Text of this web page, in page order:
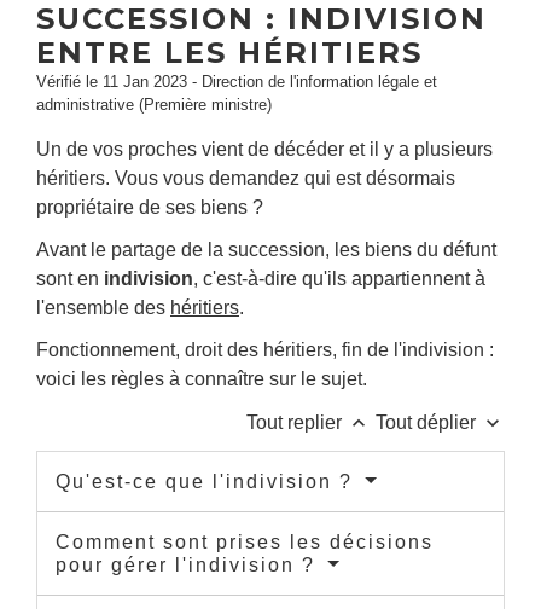
SUCCESSION : INDIVISION
ENTRE LES HÉRITIERS
Vérifié le 11 Jan 2023 - Direction de l'information légale et
administrative (Première ministre)
Un de vos proches vient de décéder et il y a plusieurs
héritiers. Vous vous demandez qui est désormais
propriétaire de ses biens ?
Avant le partage de la succession, les biens du défunt
sont en indivision, c'est-à-dire qu'ils appartiennent à
l'ensemble des héritiers.
Fonctionnement, droit des héritiers, fin de l'indivision :
voici les règles à connaître sur le sujet.
Tout replier keyboard_arrow_up Tout déplier keyboard_arrow_down
Qu'est-ce que l'indivision ?
Comment sont prises les décisions
pour gérer l'indivision ?